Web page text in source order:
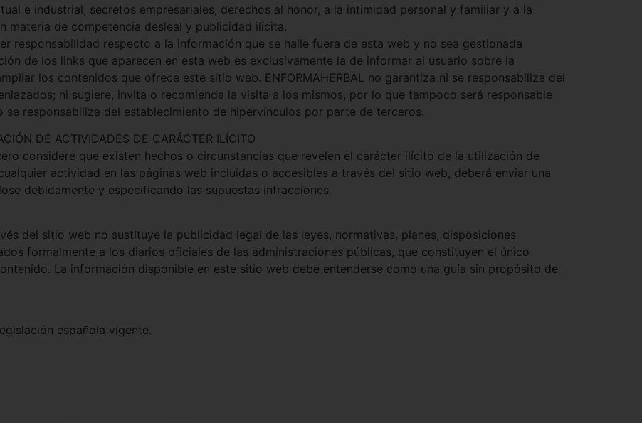
e industrial, secretos empresariales, derechos al honor, a la intimidad personal y familiar y a la
materia de competencia desleal y publicidad ilícita.
responsabilidad respecto a la información que se halle fuera de esta web y no sea gestionada
de los links que aparecen en esta web es exclusivamente la de informar al usuario sobre la
los contenidos que ofrece este sitio web. ENFORMAHERBAL no garantiza ni se responsabiliza del
ni sugiere, invita o recomienda la visita a los mismos, por lo que tampoco será responsable
se responsabiliza del establecimiento de hipervínculos por parte de terceros.
DE ACTIVIDADES DE CARÁCTER ILÍCITO
considere que existen hechos o circunstancias que revelen el carácter ilícito de la utilización de
actividad en las páginas web incluidas o accesibles a través del sitio web, deberá enviar una
debidamente y especificando las supuestas infracciones.
del sitio web no sustituye la publicidad legal de las leyes, normativas, planes, disposiciones
formalmente a los diarios oficiales de las administraciones públicas, que constituyen el único
La información disponible en este sitio web debe entenderse como una guía sin propósito de
española vigente.